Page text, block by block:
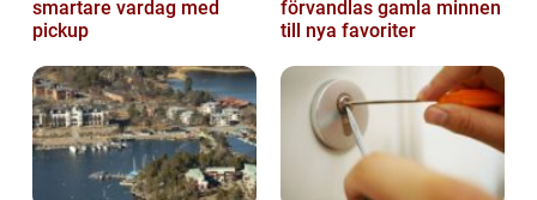
smartare vardag med
pickup
förvandlas gamla minnen
till nya favoriter